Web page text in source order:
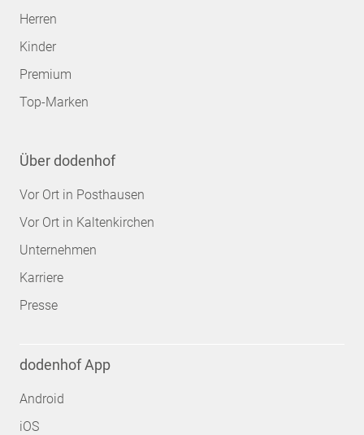
Herren
Kinder
Premium
Top-Marken
Über dodenhof
Vor Ort in Posthausen
Vor Ort in Kaltenkirchen
Unternehmen
Karriere
Presse
dodenhof App
Android
iOS